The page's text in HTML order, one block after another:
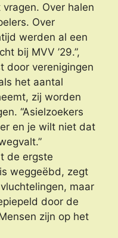
Over halen
Over
werden al een
bij MVV ’29.”,
door verenigingen
het aantal
zij worden
“Asielzoekers
en je wilt niet dat
de ergste
weggeëbd, zegt
maar
door de
zijn op het